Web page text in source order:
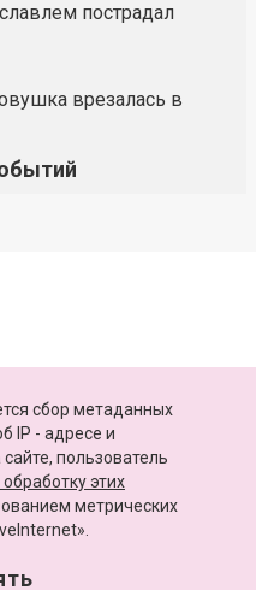
пострадал
врезалась в
Министерства цифрового развития,
сбор метаданных
IP - адресе и
пользователь
этих
метрических